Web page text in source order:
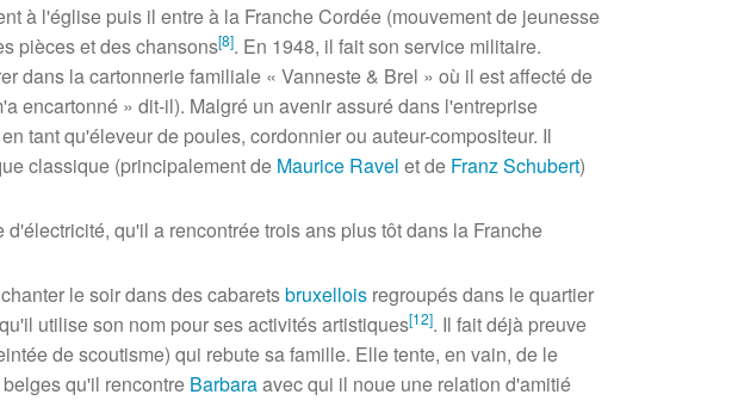
à l'église puis il entre à la Franche Cordée (mouvement de jeunesse
pièces et des chansons[8]. En 1948, il fait son service militaire.
dans la cartonnerie familiale « Vanneste & Brel » où il est affecté de
encartonné » dit-il). Malgré un avenir assuré dans l'entreprise
tant qu'éleveur de poules, cordonnier ou auteur-compositeur. Il
classique (principalement de Maurice Ravel et de Franz Schubert)
qu'il a rencontrée trois ans plus tôt dans la Franche
le soir dans des cabaretsbruxellois regroupés dans le quartier
utilise son nom pour ses activités artistiques[12]. Il fait déjà preuve
de scoutisme) qui rebute sa famille. Elle tente, en vain, de le
qu'il rencontre Barbaraavec qui il noue une relation d'amitié